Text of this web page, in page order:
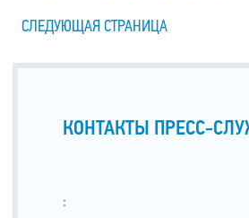
СЛЕДУЮЩАЯ СТРАНИЦА
КОНТАКТЫ ПРЕСС-
: